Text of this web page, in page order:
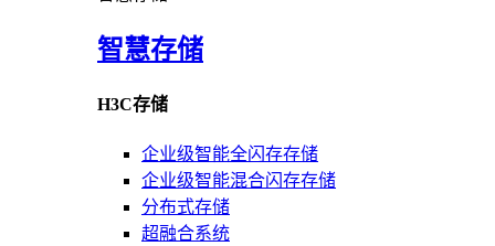
智慧存储
H3C存储
企业级智能全闪存存储
企业级智能混合闪存存储
分布式存储
超融合系统